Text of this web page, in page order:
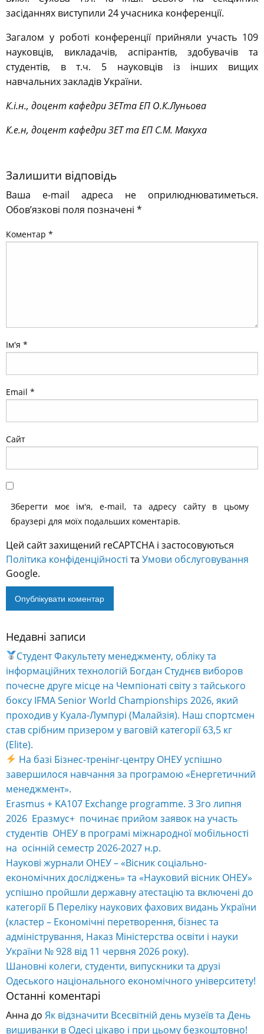
засіданнях виступили 24 учасника конференції.
Загалом у роботі конференції прийняли участь 109
науковців, викладачів, аспірантів, здобувачів та
студентів, в т.ч. 5 науковців із інших вищих
навчальних закладів України.
К.і.н., доцент кафедри ЗЕТта ЕП О.К.Луньова
К.е.н, доцент кафедри ЗЕТ та ЕП С.М. Макуха
Залишити відповідь
Ваша e-mail адреса не оприлюднюватиметься.
Обов’язкові поля позначені *
Коментар *
Ім'я *
Email *
Сайт
Зберегти моє ім'я, e-mail, та адресу сайту в цьому
браузері для моїх подальших коментарів.
Цей сайт захищений reCAPTCHA і застосовуються
Політика конфіденційності та Умови обслуговування
Google.
Alternative:
Недавні записи
Студент Факультету менеджменту, обліку та
інформаційних технологій Богдан Студнєв виборов
почесне друге місце на Чемпіонаті світу з тайського
боксу IFMA Senior World Championships 2026, який
проходив у Куала-Лумпурі (Малайзія). Наш спортсмен
став срібним призером у ваговій категорії 63,5 кг
(Elite).
На базі Бізнес-тренінг-центру ОНЕУ успішно
завершилося навчання за програмою «Енергетичний
менеджмент».
Erasmus + KA107 Exchange programme. З 3го липня
2026 Еразмус+ починає прийом заявок на участь
студентів ОНЕУ в програмі міжнародної мобільності
на осінній семестр 2026-2027 н.р.
Наукові журнали ОНЕУ – «Вісник соціально-
економічних досліджень» та «Науковий вісник ОНЕУ»
успішно пройшли державну атестацію та включені до
категорії Б Переліку наукових фахових видань України
(кластер – Економічні перетворення, бізнес та
адміністрування, Наказ Міністерства освіти і науки
України № 928 від 11 червня 2026 року).
Шановні колеги, студенти, випускники та друзі
Одеського національного економічного університету!
Останні коментарі
Анна до Як відзначити Всесвітній день музеїв та День
вишиванки в Одесі цікаво і при цьому безкоштовно!